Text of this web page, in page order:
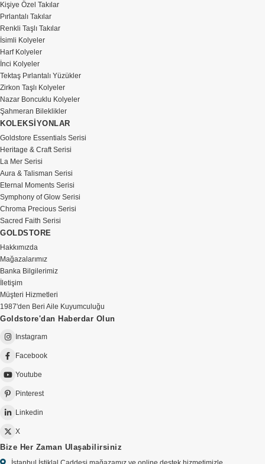
Kişiye Özel Takılar
Pırlantalı Takılar
Renkli Taşlı Takılar
İsimli Kolyeler
Harf Kolyeler
İnci Kolyeler
Tektaş Pırlantalı Yüzükler
Zirkon Taşlı Kolyeler
Nazar Boncuklu Kolyeler
Şahmeran Bileklikler
KOLEKSİYONLAR
Goldstore Essentials Serisi
Heritage & Craft Serisi
La Mer Serisi
Aura & Talisman Serisi
Eternal Moments Serisi
Symphony of Glow Serisi
Chroma Precious Serisi
Sacred Faith Serisi
GOLDSTORE
Hakkımızda
Mağazalarımız
Banka Bilgilerimiz
İletişim
Müşteri Hizmetleri
1987'den Beri Aile Kuyumculuğu
Goldstore'dan Haberdar Olun
Instagram
Facebook
Youtube
Pinterest
Linkedin
X
Bize Her Zaman Ulaşabilirsiniz